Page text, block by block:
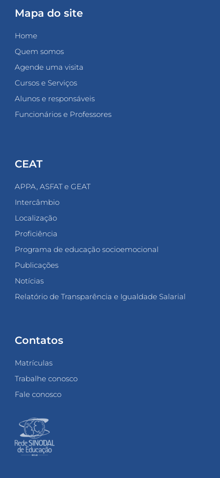
Mapa do site
Home
Quem somos
Agende uma visita
Cursos e Serviços
Alunos e responsáveis
Funcionários e Professores
CEAT
APPA, ASFAT e GEAT
Intercâmbio
Localização
Proficiência
Programa de educação socioemocional
Publicações
Notícias
Relatório de Transparência e Igualdade Salarial
Contatos
Matrículas
Trabalhe conosco
Fale conosco